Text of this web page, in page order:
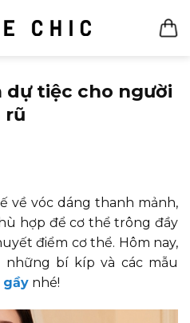
dự tiệc cho người
rũ
về vóc dáng thanh mảnh,
hợp để cơ thể trông đầy
điểm cơ thể. Hôm nay,
những bí kíp và các mẫu
gầy nhé!